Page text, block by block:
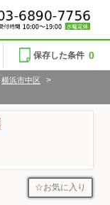
保存した条件 0
横浜市中区
>
お気に入り